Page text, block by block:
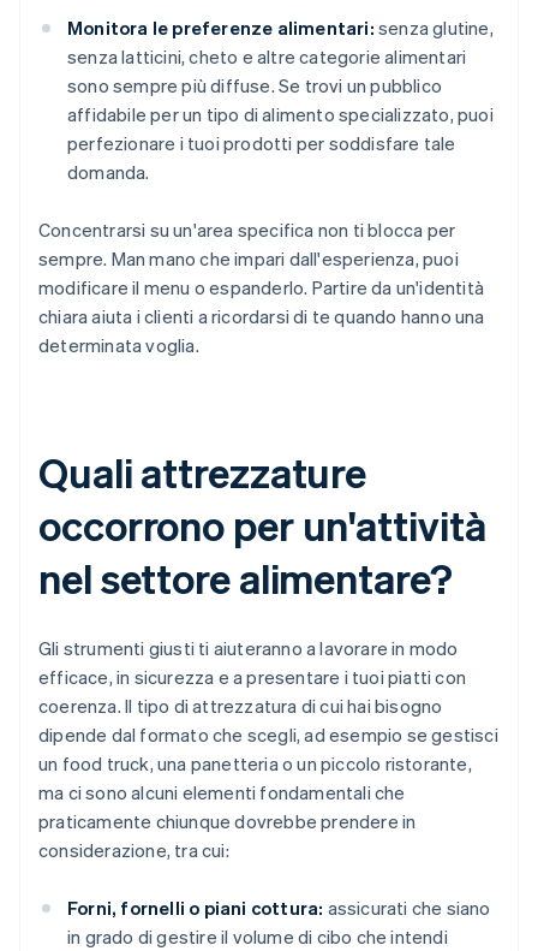
Monitora le preferenze alimentari: senza glutine,
senza latticini, cheto e altre categorie alimentari
sono sempre più diffuse. Se trovi un pubblico
affidabile per un tipo di alimento specializzato, puoi
perfezionare i tuoi prodotti per soddisfare tale
domanda.
Concentrarsi su un'area specifica non ti blocca per
sempre. Man mano che impari dall'esperienza, puoi
modificare il menu o espanderlo. Partire da un'identità
chiara aiuta i clienti a ricordarsi di te quando hanno una
determinata voglia.
Quali attrezzature
occorrono per un'attività
nel settore alimentare?
Gli strumenti giusti ti aiuteranno a lavorare in modo
efficace, in sicurezza e a presentare i tuoi piatti con
coerenza. Il tipo di attrezzatura di cui hai bisogno
dipende dal formato che scegli, ad esempio se gestisci
un food truck, una panetteria o un piccolo ristorante,
ma ci sono alcuni elementi fondamentali che
praticamente chiunque dovrebbe prendere in
considerazione, tra cui:
Forni, fornelli o piani cottura: assicurati che siano
in grado di gestire il volume di cibo che intendi